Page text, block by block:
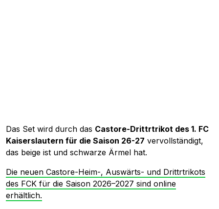
Das Set wird durch das Castore-Drittrtrikot des 1. FC
Kaiserslautern für die Saison 26-27 vervollständigt,
das beige ist und schwarze Ärmel hat.
Die neuen Castore-Heim-, Auswärts- und Drittrtrikots
des FCK für die Saison 2026–2027 sind online
erhältlich.